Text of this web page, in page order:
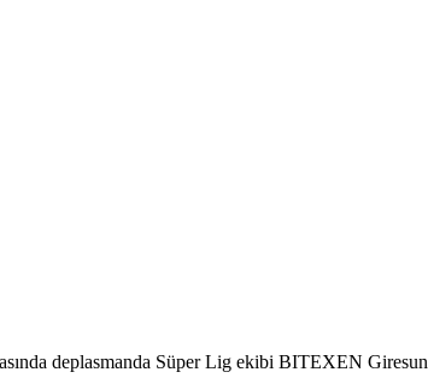
deplasmanda Süper Lig ekibi BITEXEN